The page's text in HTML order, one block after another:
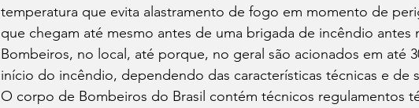
temperatura que evita alastramento de fogo em momento de
que chegam até mesmo antes de uma brigada de incêndio
Bombeiros, no local, até porque, no geral são acionados em até
início do incêndio, dependendo das características técnicas e de
O corpo de Bombeiros do Brasil contém técnicos regulamentos